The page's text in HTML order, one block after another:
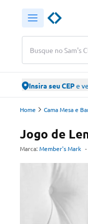
Busque no Sam's
Insira seu CEPe
Home Cama Mesa e
Jogo de
Marca: Member's Mark -